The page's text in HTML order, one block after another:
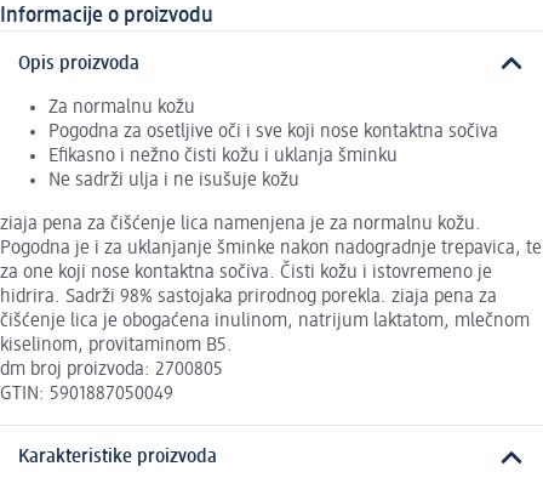
Informacije o proizvodu
Opis proizvoda
Za normalnu kožu
Pogodna za osetljive oči i sve koji nose kontaktna sočiva
Efikasno i nežno čisti kožu i uklanja šminku
Ne sadrži ulja i ne isušuje kožu
ziaja pena za čišćenje lica namenjena je za normalnu kožu.
Pogodna je i za uklanjanje šminke nakon nadogradnje trepavica, te
za one koji nose kontaktna sočiva. Čisti kožu i istovremeno je
hidrira. Sadrži 98% sastojaka prirodnog porekla. ziaja pena za
čišćenje lica je obogaćena inulinom, natrijum laktatom, mlečnom
kiselinom, provitaminom B5.
dm broj proizvoda: 2700805
GTIN: 5901887050049
Karakteristike proizvoda